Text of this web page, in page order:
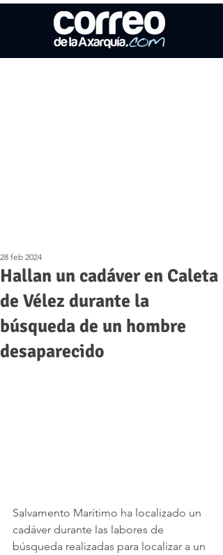
Hallan un cadáver en Caleta
de Vélez durante la
búsqueda de un hombre
desaparecido
28 feb 2024
Salvamento Marítimo ha localizado un
cadáver durante las labores de
búsqueda realizadas para localizar a un